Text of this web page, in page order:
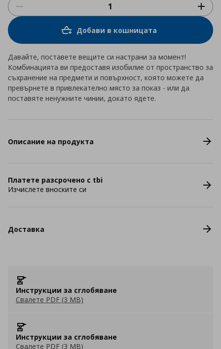
Добави в кошницата
Давайте, поставете вещите си настрани за момент!
Комбинацията ви предоставя изобилие от пространство за
съхранение на предмети и повърхност, която можете да
превърнете в привлекателно място за показ - или да
поставяте ненужните чинии, докато ядете.
Описание на продукта
Платете разсрочено с tbi
Изчислете вноските си
Доставка
Инструкции за сглобяване
Свалете PDF (3 MB)
Инструкции за сглобяване
Свалете PDF (3 MB)